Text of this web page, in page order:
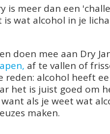
is meer dan een
is wat alcohol in je
doen mee aan Dry
af te vallen of
reden: alcohol heeft
het is juist goed om
als je weet wat
maken.